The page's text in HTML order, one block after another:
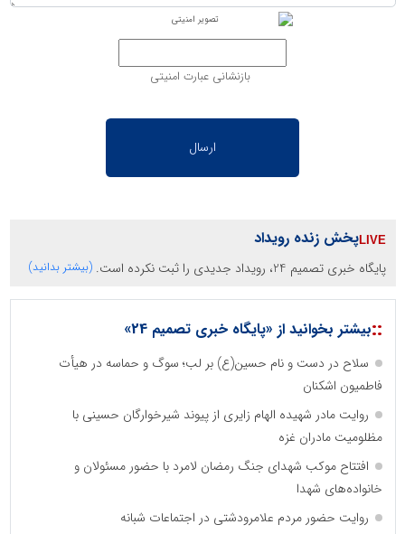
بازنشانی عبارت امنیتی
پخش زنده رویداد
پایگاه خبری تصمیم 24، رویداد جدیدی را ثبت نکرده است. (بیشتر بدانید)
::بیشتر بخوانید از «پایگاه خبری تصمیم 24»
سلاح در دست و نام حسین(ع) بر لب؛ سوگ و حماسه در هیأت
فاطمیون اشکنان
روایت مادر شهیده الهام زایری از پیوند شیرخوارگان حسینی با
مظلومیت مادران غزه
افتتاح موکب شهدای جنگ رمضان لامرد با حضور مسئولان و
خانواده‌های شهدا
روایت حضور مردم علامرودشتی در اجتماعات شبانه